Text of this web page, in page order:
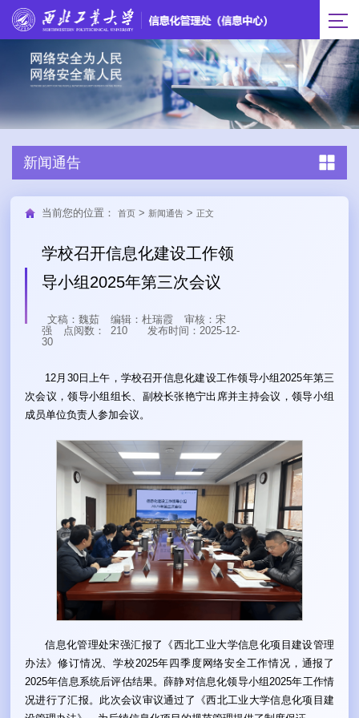
新闻通告
当前您的位置： 首页> 新闻通告> 正文
学校召开信息化建设工作领
导小组2025年第三次会议
文稿：魏茹 编辑：杜瑞霞
审核：宋
强
点阅数： 210
发布时间：2025-12-
30
12月30日上午，学校召开信息化建设工作领导小组2025年第三
次会议，领导小组组长、副校长张艳宁出席并主持会议，领导小组
成员单位负责人参加会议。
信息化管理处宋强汇报了《西北工业大学信息化项目建设管理
办法》修订情况、学校2025年四季度网络安全工作情况，通报了
2025年信息系统后评估结果。薛静对信息化领导小组2025年工作情
况进行了汇报。此次会议审议通过了《西北工业大学信息化项目建